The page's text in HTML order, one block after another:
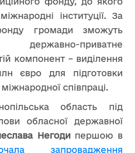
інституції. За
громади зможуть
приватне
компонент – виділення
євро для підготовки
співпраці.
область під
обласної державної
Негодипершою в
запровадження